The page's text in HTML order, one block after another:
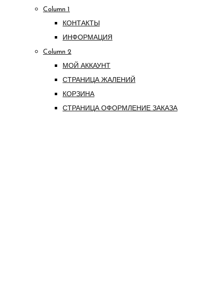
Column 1
КОНТАКТЫ
ИНФОРМАЦИЯ
Column 2
МОЙ АККАУНТ
СТРАНИЦА ЖАЛЕНИЙ
КОРЗИНА
СТРАНИЦА ОФОРМЛЕНИЕ ЗАКАЗА